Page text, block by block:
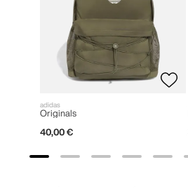
adidas
Originals
40,00 €